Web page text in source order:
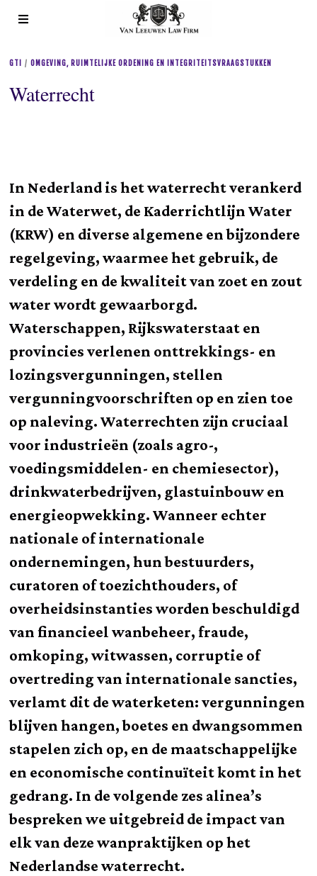
GTI / OMGEVING, RUIMTELIJKE ORDENING EN INTEGRITEITSVRAAGSTUKKEN
Waterrecht
In Nederland is het waterrecht verankerd
in de Waterwet, de Kaderrichtlijn Water
(KRW) en diverse algemene en bijzondere
regelgeving, waarmee het gebruik, de
verdeling en de kwaliteit van zoet en zout
water wordt gewaarborgd.
Waterschappen, Rijkswaterstaat en
provincies verlenen onttrekkings- en
lozingsvergunningen, stellen
vergunningvoorschriften op en zien toe
op naleving. Waterrechten zijn cruciaal
voor industrieën (zoals agro-,
voedingsmiddelen- en chemiesector),
drinkwaterbedrijven, glastuinbouw en
energieopwekking. Wanneer echter
nationale of internationale
ondernemingen, hun bestuurders,
curatoren of toezichthouders, of
overheidsinstanties worden beschuldigd
van financieel wanbeheer, fraude,
omkoping, witwassen, corruptie of
overtreding van internationale sancties,
verlamt dit de waterketen: vergunningen
blijven hangen, boetes en dwangsommen
stapelen zich op, en de maatschappelijke
en economische continuïteit komt in het
gedrang. In de volgende zes alinea’s
bespreken we uitgebreid de impact van
elk van deze wanpraktijken op het
Nederlandse waterrecht.